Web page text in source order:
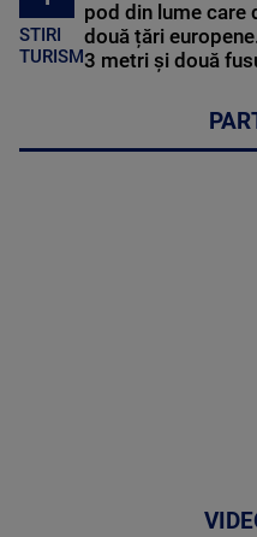
STIRI
TURISM
pod din lume care
două țări
3 metri și două